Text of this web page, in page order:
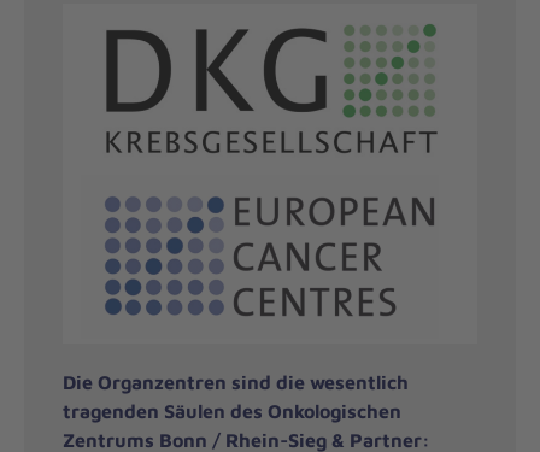
Die Organzentren sind die wesentlich
tragenden Säulen des Onkologischen
Zentrums Bonn / Rhein-Sieg & Partner: